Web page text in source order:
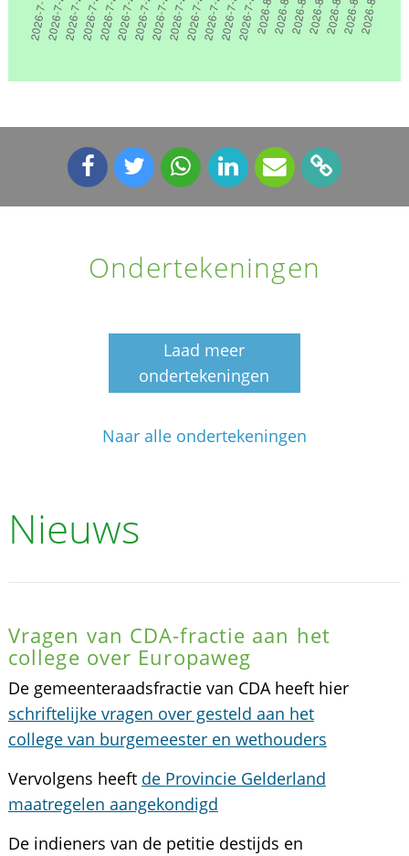
Ondertekeningen
Laad meer
ondertekeningen
Naar alle ondertekeningen
Nieuws
Vragen van CDA-fractie aan het
college over Europaweg
De gemeenteraadsfractie van CDA heeft hier
schriftelijke vragen over gesteld aan het
college van burgemeester en wethouders
Vervolgens heeft de Provincie Gelderland
maatregelen aangekondigd
De indieners van de petitie destijds en